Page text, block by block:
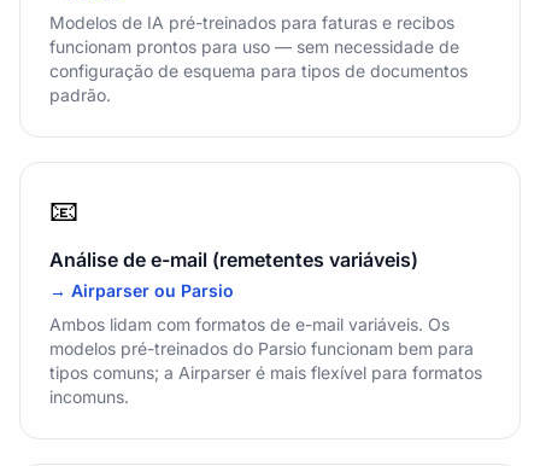
Modelos de IA pré-treinados para faturas e recibos
funcionam prontos para uso — sem necessidade de
configuração de esquema para tipos de documentos
padrão.
📧
Análise de e-mail (remetentes variáveis)
→ Airparser ou Parsio
Ambos lidam com formatos de e-mail variáveis. Os
modelos pré-treinados do Parsio funcionam bem para
tipos comuns; a Airparser é mais flexível para formatos
incomuns.